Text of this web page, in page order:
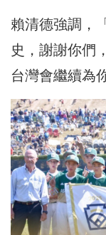
賴清德強調，
史，謝謝你們
台灣會繼續為